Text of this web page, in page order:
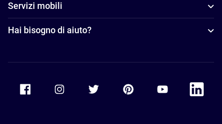
Servizi mobili
Hai bisogno di aiuto?
Accor Facebook Accor TwitterAccor PinterestAccor Youtube
Accor